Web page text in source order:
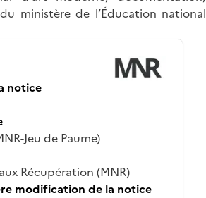
ministère de l’Éducation
notice
Jeu de Paume)
Récupération (MNR)
modification de la notice